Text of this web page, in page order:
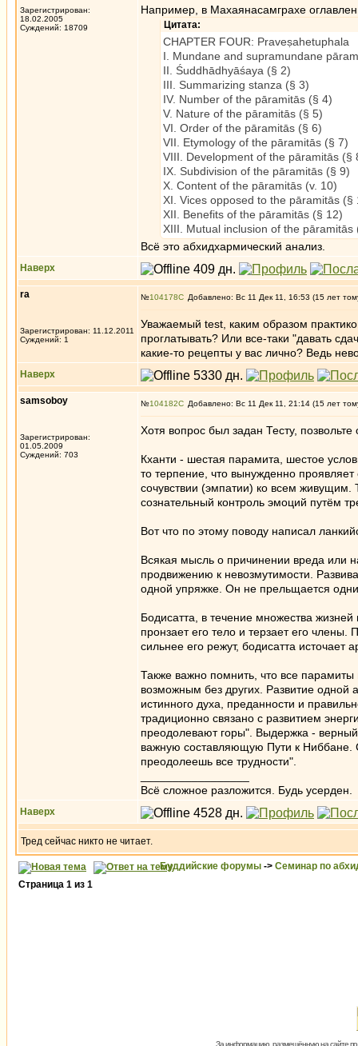
Зарегистрирован:
18.02.2005
Суждений: 18709
Например, в Махаянасамграхе
Цитата:
CHAPTER FOUR: Praveṣahetuphala
I. Mundane and supramundane
II. Śuddhādhyāśaya (§ 2)
III. Summarizing stanza (§ 3)
IV. Number of the pāramitās (§ 4)
V. Nature of the pāramitās (§ 5)
VI. Order of the pāramitās (§ 6)
VII. Etymology of the pāramitās (§ 7)
VIII. Development of the pāramitās (§
IX. Subdivision of the pāramitās (§ 9)
X. Content of the pāramitās (v. 10)
XI. Vices opposed to the pāramitās (§
XII. Benefits of the pāramitās (§ 12)
XIII. Mutual inclusion of the pāramitās
Всё это абхидхармический анализ.
Наверх
ra
Зарегистрирован: 11.12.2011
Суждений: 1
№104178 Добавлено: Вс 11 Дек 11, 16:53 (15 лет
Уважаемый test, каким образом
проглатывать? Или все-таки "давать
какие-то рецепты у вас лично? Ведь
Наверх
samsoboy
Зарегистрирован:
01.05.2009
Суждений: 703
№104182 Добавлено: Вс 11 Дек 11, 21:14 (15 лет
Хотя вопрос был задан Тесту, позвольте
Кханти - шестая парамита, шестое
то терпение, что вынужденно
сочувствии (эмпатии) ко всем живущим.
сознательный контроль эмоций путём
Вот что по этому поводу написал
Всякая мысль о причинении вреда или
продвижению к невозмутимости.
одной упряжке. Он не прельщается
Бодисатта, в течение множества
пронзает его тело и терзает его
сильнее его режут, бодисатта
Также важно помнить, что все
возможным без других. Развитие одной
истинного духа, преданности и
традиционно связано с развитием
преодолевают горы". Выдержка -
важную составляющую Пути к Ниббане.
преодолеешь все трудности".
Всё сложное разложится. Будь усерден.
Наверх
Тред сейчас никто не читает.
Буддийские форумы -> Семинар по
Страница 1 из 1
За информацию, размещённую на сайте